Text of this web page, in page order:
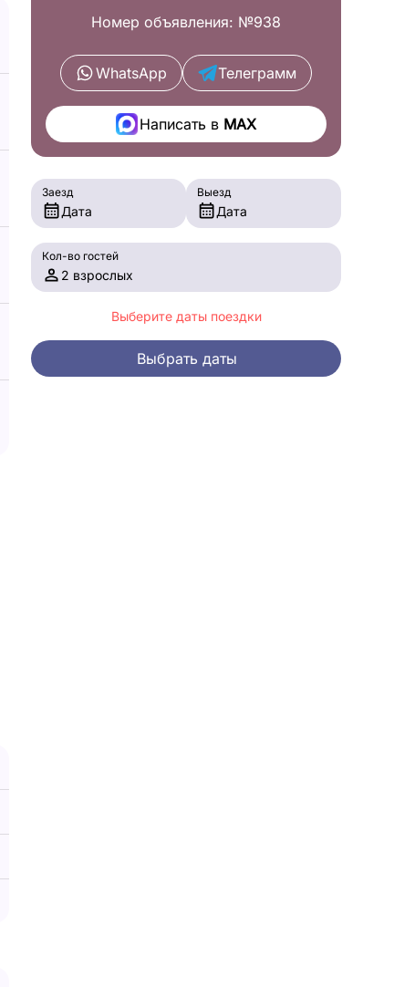
Номер объявления: №938
WhatsApp Телеграмм
Написать вMAX
Заезд
Дата
Выезд
Дата
Кол-во гостей
2 взрослых
Выберите даты поездки
Выбрать даты